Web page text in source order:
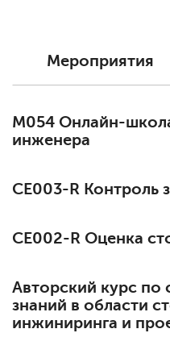
Мероприятия
М054 Онлайн-
инженера
СЕ003-R Контроль
СЕ002-R Оценка
Авторский курс по
знаний в области
инжиниринга и